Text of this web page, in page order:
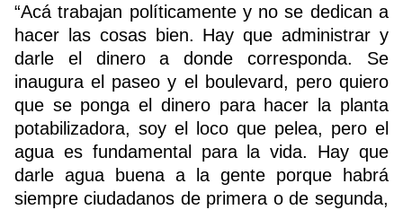
“Acá trabajan políticamente y no se dedican a
hacer las cosas bien. Hay que administrar y
darle el dinero a donde corresponda. Se
inaugura el paseo y el boulevard, pero quiero
que se ponga el dinero para hacer la planta
potabilizadora, soy el loco que pelea, pero el
agua es fundamental para la vida. Hay que
darle agua buena a la gente porque habrá
siempre ciudadanos de primera o de segunda,